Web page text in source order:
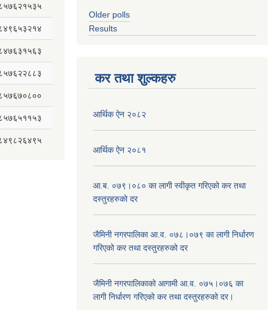
Older polls
Results
कर तथा शुल्कहरु
आर्थिक ऐन २०८२
आर्थिक ऐन २०८१
आ.ब. ०७९।०८० का लागी स्वीकृत गरिएको कर तथा
दस्तुरहरुको दर
जैमिनी नगरपालिका आ.व. ०७८।०७९ का लागी निर्धारण
गरिएको कर तथा दस्तुरहरुको दर
जैमिनी नगरपालिकाको आगामी आ.व. ०७५।०७६ का
लागी निर्धारण गरिएको कर तथा दस्तुरहरुको दर।